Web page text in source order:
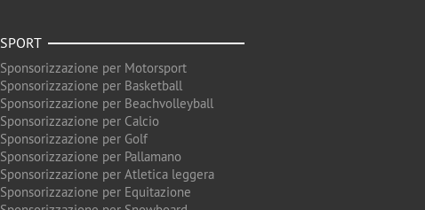
SPORT
Sponsorizzazione per Motorsport
Sponsorizzazione per Basketball
Sponsorizzazione per Beachvolleyball
Sponsorizzazione per Calcio
Sponsorizzazione per Golf
Sponsorizzazione per Pallamano
Sponsorizzazione per Atletica leggera
Sponsorizzazione per Equitazione